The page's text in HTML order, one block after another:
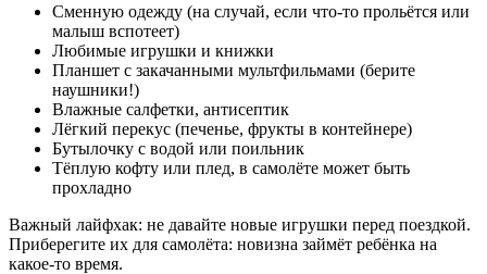
Сменную одежду (на случай, если что-то прольётся или
малыш вспотеет)
Любимые игрушки и книжки
Планшет с закачанными мультфильмами (берите
наушники!)
Влажные салфетки, антисептик
Лёгкий перекус (печенье, фрукты в контейнере)
Бутылочку с водой или поильник
Тёплую кофту или плед, в самолёте может быть
прохладно
Важный лайфхак: не давайте новые игрушки перед поездкой.
Приберегите их для самолёта: новизна займёт ребёнка на
какое-то время.